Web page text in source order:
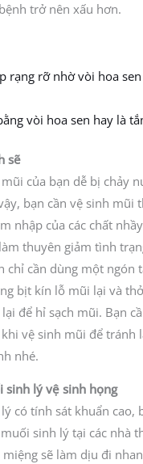
trở nên xấu hơn.
rạng rỡ nhờ vòi hoa
vòi hoa sen hay là
sẽ
của bạn dễ bị chảy
bạn cần vệ sinh mũi
nhập của các chất
thuyên giảm tình
chỉ cần dùng một ngón
bịt kín lỗ mũi lại và
để hỉ sạch mũi. Bạn
vệ sinh mũi để tránh
nhé.
sinh lý vệ sinh họng
có tính sát khuẩn cao,
sinh lý tại các nhà
sẽ làm dịu đi